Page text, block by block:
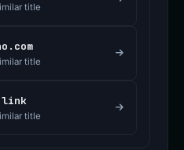
title
title
title